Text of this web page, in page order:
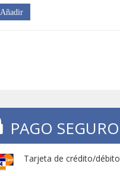
Añadir
PAGO SEGURO
Tarjeta de crédito/débito